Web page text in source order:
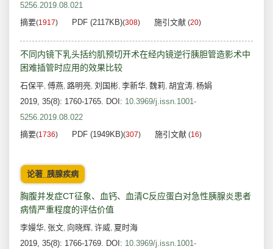
5256.2019.08.021
摘要(1917) PDF (2117KB)(308) 施引文献 (20)
不同内镜下乳头括约肌预切开术在经内镜逆行胰胆管造影术中
困难插管时应用的效果比较
石保平, 傅燕, 路明亮, 刘国彬, 李新华, 魏莉, 胡宜涛, 杨娟
2019, 35(8): 1760-1765. DOI: 10.3969/j.issn.1001-
5256.2019.08.022
摘要(1736) PDF (1949KB)(307) 施引文献 (16)
论著_胰腺疾病
胸腹并发症CT征象、血钙、血清C反应蛋白对急性胰腺炎患者
病情严重程度的评估价值
李嫚华, 张文, 向晓辉, 许威, 夏时海
2019, 35(8): 1766-1769. DOI: 10.3969/j.issn.1001-